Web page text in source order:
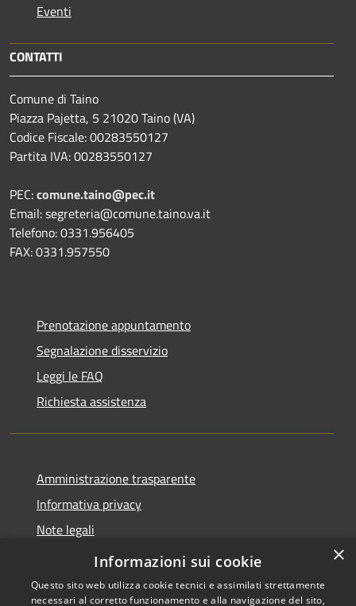
Eventi
CONTATTI
Comune di Taino
Piazza Pajetta, 5 21020 Taino (VA)
Codice Fiscale: 00283550127
Partita IVA: 00283550127
PEC:comune.taino@pec.it
Email: segreteria@comune.taino.va.it
Telefono: 0331.956405
FAX: 0331.957550
Prenotazione appuntamento
Segnalazione disservizio
Leggi le FAQ
Richiesta assistenza
Amministrazione trasparente
Informativa privacy
Note legali
Dichiarazione di accessibilità
×
Informazioni sui cookie
Questo sito web utilizza cookie tecnici e assimilati strettamente
necessari al corretto funzionamento e alla navigazione del sito,